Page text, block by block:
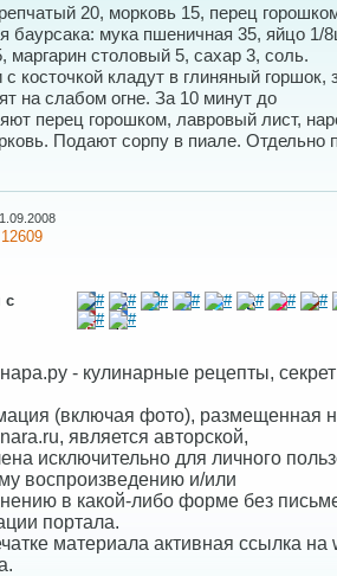
20, морковь 15, перец
баурсака: мука пшеничная 35, яйцо 1/
маргарин столовый 5, сахар 3, соль.
с косточкой кладут в глиняный горшок,
на слабом огне. За 10 минут до
перец горошком, лавровый лист,
Подают сорпу в пиале. Отдельно
12609
с
- кулинарные рецепты,
(включая фото), размещенная
является авторской,
исключительно для личного
воспроизведению и/или
в какой-либо форме без
портала.
материала активная ссылка на